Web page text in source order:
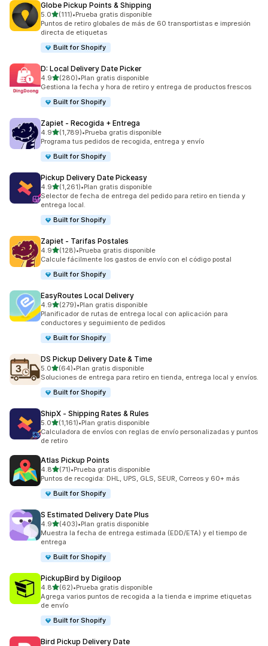
Globe Pickup Points & Shipping
5.0de 5 estrellas
(111)
111 reseñas en total
•Prueba gratis disponible
Puntos de retiro globales de más de 60 transportistas e impresión
directa de etiquetas
Built for Shopify
D: Local Delivery Date Picker
4.9de 5 estrellas
(280)
280 reseñas en total
•Plan gratis disponible
Gestiona la fecha y hora de retiro y entrega de productos frescos
Built for Shopify
Zapiet ‑ Recogida + Entrega
4.9de 5 estrellas
(1,789)
1789 reseñas en total
•Prueba gratis disponible
Programa tus pedidos de recogida, entrega y envío
Built for Shopify
Pickup Delivery Date Pickeasy
4.9de 5 estrellas
(1,261)
1261 reseñas en total
•Plan gratis disponible
Selector de fecha de entrega del pedido para retiro en tienda y
entrega local.
Built for Shopify
Zapiet ‑ Tarifas Postales
4.9de 5 estrellas
(128)
128 reseñas en total
•Prueba gratis disponible
Calcule fácilmente los gastos de envío con el código postal
Built for Shopify
EasyRoutes Local Delivery
4.9de 5 estrellas
(279)
279 reseñas en total
•Plan gratis disponible
Planificador de rutas de entrega local con aplicación para
conductores y seguimiento de pedidos
Built for Shopify
DS Pickup Delivery Date & Time
5.0de 5 estrellas
(64)
64 reseñas en total
•Plan gratis disponible
Soluciones de entrega para retiro en tienda, entrega local y envíos.
Built for Shopify
ShipX ‑ Shipping Rates & Rules
5.0de 5 estrellas
(1,161)
1161 reseñas en total
•Plan gratis disponible
Calculadora de envíos con reglas de envío personalizadas y puntos
de retiro
Atlas Pickup Points
4.8de 5 estrellas
(71)
71 reseñas en total
•Prueba gratis disponible
Puntos de recogida: DHL, UPS, GLS, SEUR, Correos y 60+ más
Built for Shopify
S Estimated Delivery Date Plus
4.9de 5 estrellas
(403)
403 reseñas en total
•Plan gratis disponible
Muestra la fecha de entrega estimada (EDD/ETA) y el tiempo de
entrega
Built for Shopify
PickupBird by Digiloop
4.8de 5 estrellas
(62)
62 reseñas en total
•Prueba gratis disponible
Agrega varios puntos de recogida a la tienda e imprime etiquetas
de envío
Built for Shopify
Bird Pickup Delivery Date